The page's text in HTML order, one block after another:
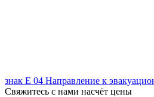
знак Е 04 Направление к
Свяжитесь с нами насчёт цены